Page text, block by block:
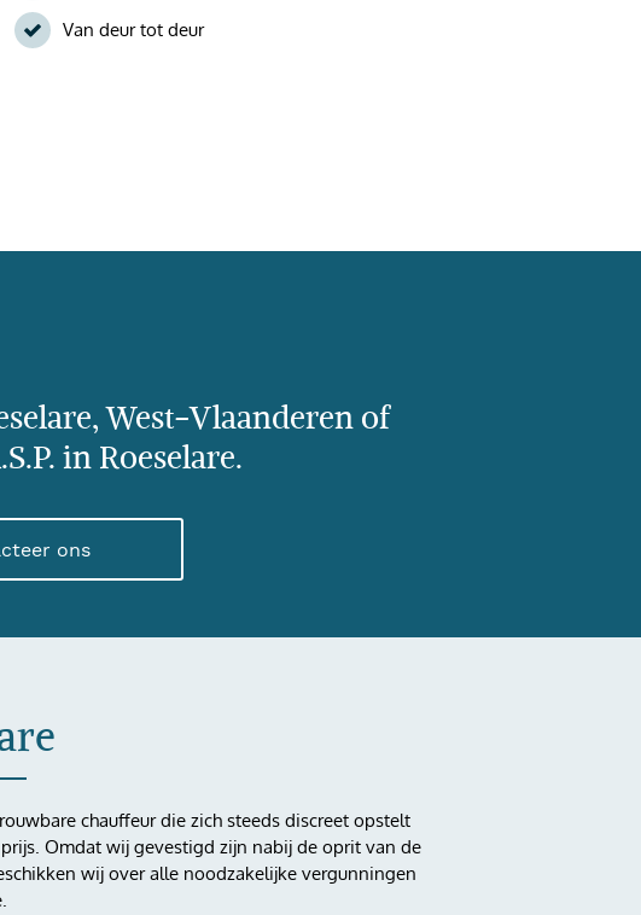
Van deur tot deur
West-Vlaanderen of
in Roeselare.
ons
chauffeur die zich steeds discreet opstelt
Omdat wij gevestigd zijn nabij de oprit van de
wij over alle noodzakelijke vergunningen